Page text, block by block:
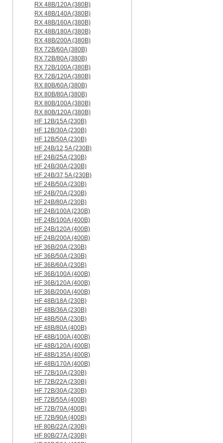
RX 48B/120A (380B)
RX 48B/140A (380B)
RX 48B/160A (380B)
RX 48B/180A (380B)
RX 48B/200A (380B)
RX 72B/60A (380B)
RX 72B/80A (380B)
RX 72B/100A (380B)
RX 72B/120A (380B)
RX 80B/60A (380B)
RX 80B/80A (380B)
RX 80B/100A (380B)
RX 80B/120A (380B)
HF 12B/15A (230B)
HF 12B/30A (230B)
HF 12B/50A (230B)
HF 24B/12,5A (230B)
HF 24B/25A (230B)
HF 24B/30A (230B)
HF 24B/37,5A (230B)
HF 24B/50A (230B)
HF 24B/70A (230B)
HF 24B/80A (230B)
HF 24B/100A (230B)
HF 24B/100A (400B)
HF 24B/120A (400B)
HF 24B/200A (400B)
HF 36B/20A (230B)
HF 36B/50A (230B)
HF 36B/60A (230B)
HF 36B/100A (400B)
HF 36B/120A (400B)
HF 36B/200A (400B)
HF 48B/18A (230B)
HF 48B/36A (230B)
HF 48B/50A (230B)
HF 48B/80A (400B)
HF 48B/100A (400B)
HF 48B/120A (400B)
HF 48B/135A (400B)
HF 48B/170A (400B)
HF 72B/10A (230B)
HF 72B/22A (230B)
HF 72B/30A (230B)
HF 72B/55A (400B)
HF 72B/70A (400B)
HF 72B/90A (400B)
HF 80B/22A (230B)
HF 80B/27A (230B)